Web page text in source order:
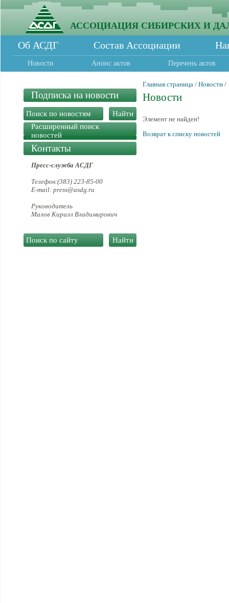
АССОЦИАЦИЯ СИБИРСКИХ И
Об АСДГ Состав Ассоциации
Новости Анонс актов Перечень актов
Подписка на новости
Расширенный поиск
новостей
Контакты
Пресс-служба АСДГ
Телефон:(383) 223-85-00
E-mail: press@asdg.ru
Руководитель
Малов Кирилл Владимирович
Главная страница / Новости /
Новости
Элемент не найден!
Возврат к списку новостей